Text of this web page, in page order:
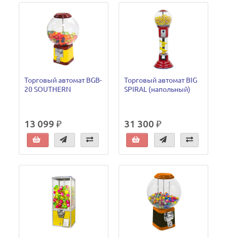
Торговый автомат BGB-
20 SOUTHERN
13 099 ₽
Торговый автомат BIG
SPIRAL (напольный)
31 300 ₽